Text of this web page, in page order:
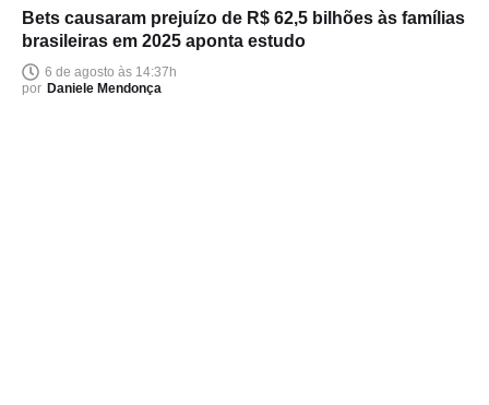
Bets causaram prejuízo de R$ 62,5 bilhões às famílias
brasileiras em 2025 aponta estudo
6 de agosto às 14:37h
por Daniele Mendonça